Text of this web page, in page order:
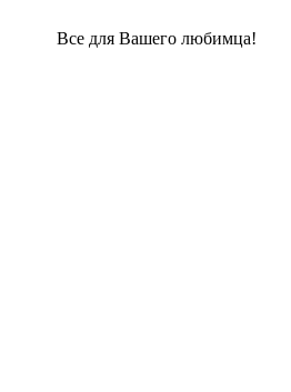
Все для Вашего любимца!